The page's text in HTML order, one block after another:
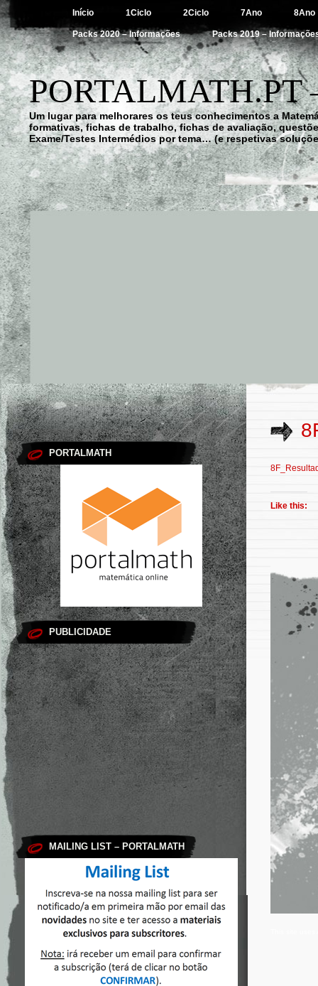
Início 1Ciclo 2Ciclo 7Ano 8Ano
Packs 2020 – Informações Packs 2019 –
Um lugar para melhorares os teus conhecimentos a
formativas, fichas de trabalho, fichas de avaliação,
Exame/Testes Intermédios por tema… (e respetivas
PORTALMATH
PUBLICIDADE
MAILING LIST – PORTALMATH
Like this: